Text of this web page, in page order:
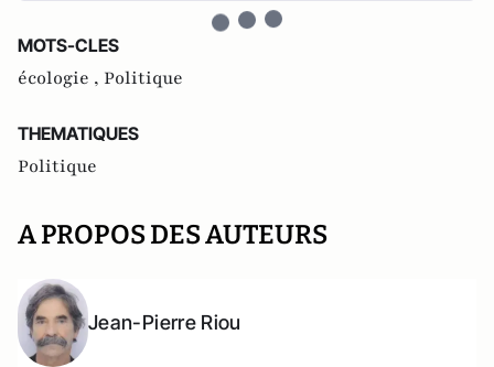
MOTS-CLES
écologie , Politique
THEMATIQUES
Politique
A PROPOS DES AUTEURS
Jean-Pierre Riou